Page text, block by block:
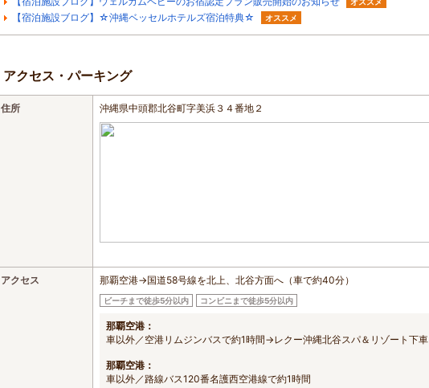
【宿泊施設ブログ】☆沖縄ベッセルホテルズ宿泊特典☆ オススメ
アクセス・パーキング
住所 沖縄県中頭郡北谷町字美浜３４番地２
アクセス 那覇空港→国道58号線を北上、北谷方面へ（車で約40分）
ビーチまで徒歩5分以内 コンビニまで徒歩5分以内
那覇空港：
車以外／空港リムジンバスで約1時間→レクー沖縄北谷スパ＆リゾート下車
那覇空港：
車以外／路線バス120番名護西空港線で約1時間